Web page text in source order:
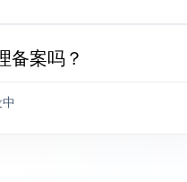
备案吗？